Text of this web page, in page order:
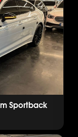
Sportback